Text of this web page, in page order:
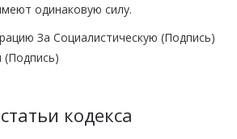
одинаковую силу.
За Социалистическую (Подпись)
(Подпись)
кодекса